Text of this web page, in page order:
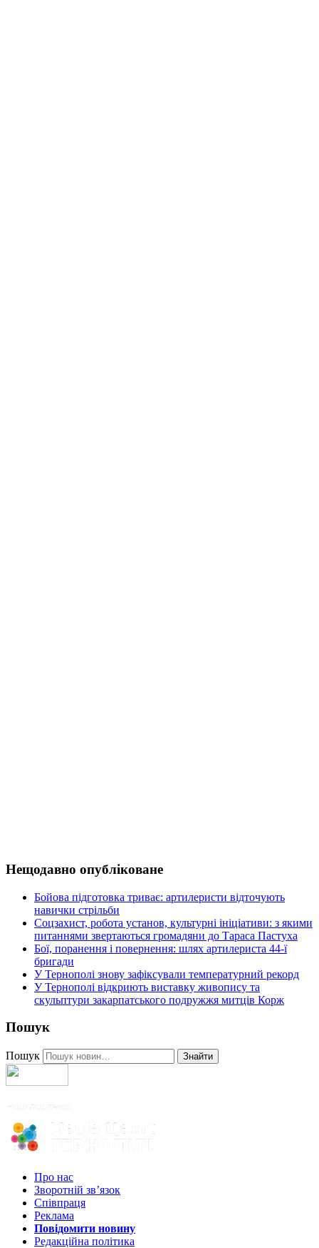
Нещодавно опубліковане
Бойова підготовка триває: артилеристи відточують
навички стрільби
Соцзахист, робота установ, культурні ініціативи: з якими
питаннями звертаються громадяни до Тараса Пастуха
Бої, поранення і повернення: шлях артилериста 44-ї
бригади
У Тернополі знову зафіксували температурний рекорд
У Тернополі відкриють виставку живопису та
скульптури закарпатського подружжя митців Корж
Пошук
Пошук Знайти
Про нас
Зворотній зв’язок
Співпраця
Реклама
Повідомити новину
Редакційна політика